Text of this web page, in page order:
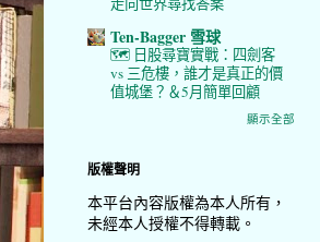
Ten-Bagger 雪球
🗺️ 日股尋寶實戰：四劍客
vs 三危樓，誰才是真正的價
值城堡？＆5月簡單回顧
顯示全部
版權聲明
本平台內容版權為本人所有，
未經本人授權不得轉載。